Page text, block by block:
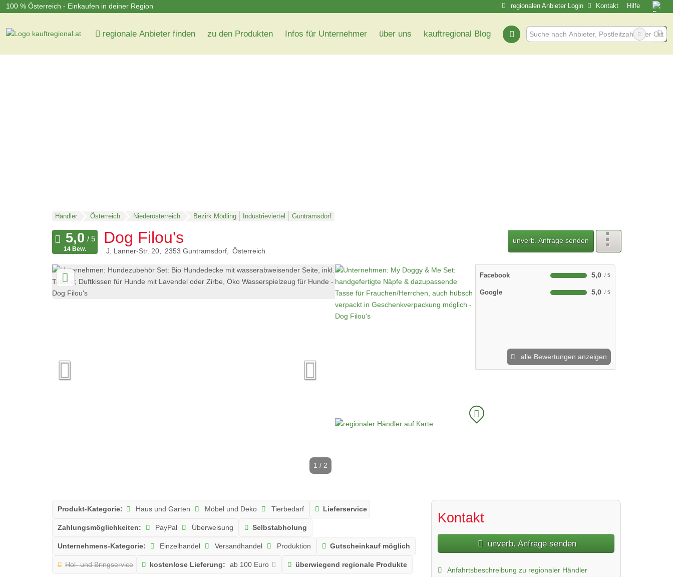
100 % Österreich - Einkaufen in deiner Region regionalen Anbieter Login Kontakt Hilfe
regionale Anbieter finden zu den Produkten Infos für Unternehmer über uns kauftregional Blog
Händler Österreich Niederösterreich Bezirk Mödling Industrieviertel Guntramsdorf
Dog Filou's
J. Lanner-Str. 20 2353 Guntramsdorf Österreich
unverb. Anfrage senden
14 Bew.
1 / 2
Facebook 5,0
Google 5,0
alle Bewertungen anzeigen
Produkt-Kategorie: Haus und Garten Möbel und Deko Tierbedarf Lieferservice
Zahlungsmöglichkeiten: PayPal Überweisung Selbstabholung
Unternehmens-Kategorie: Einzelhandel Versandhandel Produktion Gutscheinkauf möglich
Hol- und Bringservice kostenlose Lieferung: ab 100 Euro überwiegend regionale Produkte
Kontakt
unverb. Anfrage senden
Anfahrtsbeschreibung zu regionaler Händler